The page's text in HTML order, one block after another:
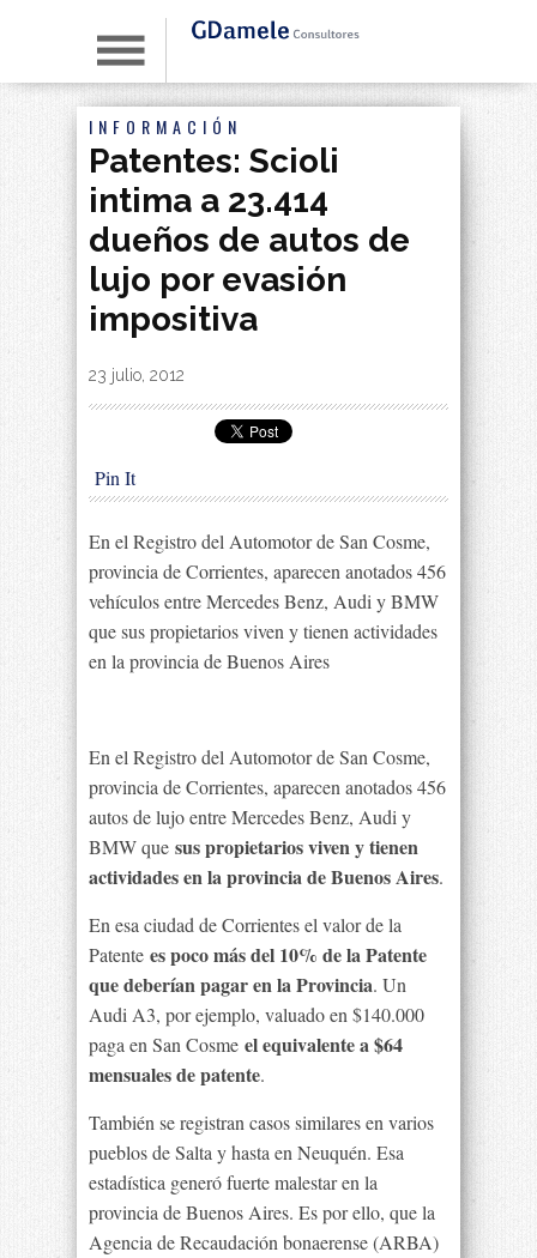
INFORMACIÓN
Patentes: Scioli
intima a 23.414
dueños de autos de
lujo por evasión
impositiva
By|
23 julio, 2012
Pin It
En el Registro del Automotor de San Cosme,
provincia de Corrientes, aparecen anotados 456
vehículos entre Mercedes Benz, Audi y BMW
que sus propietarios viven y tienen actividades
en la provincia de Buenos Aires
En el Registro del Automotor de San Cosme,
provincia de Corrientes, aparecen anotados 456
autos de lujo entre Mercedes Benz, Audi y
BMW que sus propietarios viven y tienen
actividades en la provincia de Buenos Aires.
En esa ciudad de Corrientes el valor de la
Patente es poco más del 10% de la Patente
que deberían pagar en la Provincia. Un
Audi A3, por ejemplo, valuado en $140.000
paga en San Cosme el equivalente a $64
mensuales de patente.
También se registran casos similares en varios
pueblos de Salta y hasta en Neuquén. Esa
estadística generó fuerte malestar en la
provincia de Buenos Aires. Es por ello, que la
Agencia de Recaudación bonaerense (ARBA)